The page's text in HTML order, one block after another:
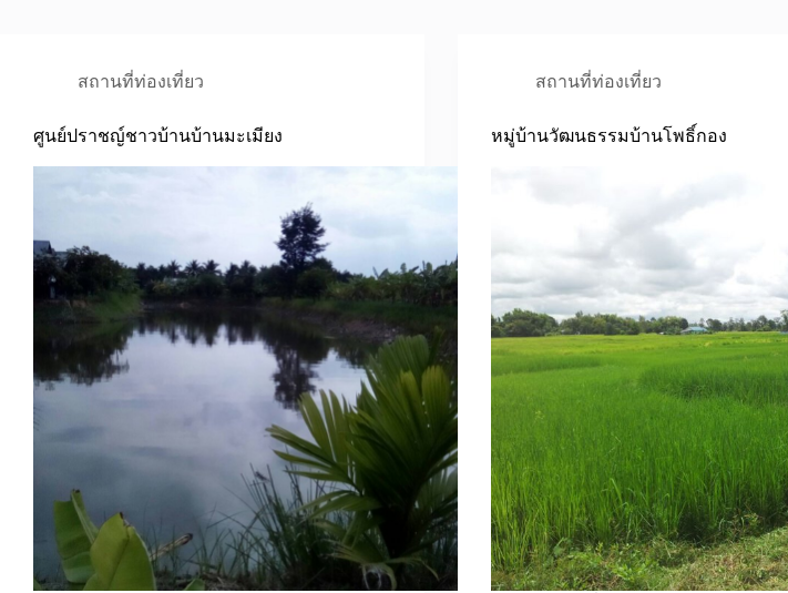
สถานที่ท่องเที่ยว
ศูนย์ปราชญ์ชาวบ้านบ้านมะเมียง
สถานที่ท่องเที่ยว
หมู่บ้านวัฒนธรรมบ้านโพธิ์กอง